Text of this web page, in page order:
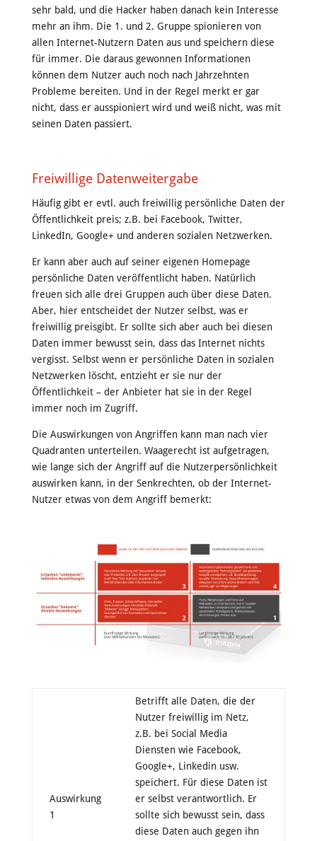
sehr bald, und die Hacker haben danach kein Interesse
mehr an ihm. Die 1. und 2. Gruppe spionieren von
allen Internet-Nutzern Daten aus und speichern diese
für immer. Die daraus gewonnen Informationen
können dem Nutzer auch noch nach Jahrzehnten
Probleme bereiten. Und in der Regel merkt er gar
nicht, dass er ausspioniert wird und weiß nicht, was mit
seinen Daten passiert.
Freiwillige Datenweitergabe
Häufig gibt er evtl. auch freiwillig persönliche Daten der
Öffentlichkeit preis; z.B. bei Facebook, Twitter,
LinkedIn, Google+ und anderen sozialen Netzwerken.
Er kann aber auch auf seiner eigenen Homepage
persönliche Daten veröffentlicht haben. Natürlich
freuen sich alle drei Gruppen auch über diese Daten.
Aber, hier entscheidet der Nutzer selbst, was er
freiwillig preisgibt. Er sollte sich aber auch bei diesen
Daten immer bewusst sein, dass das Internet nichts
vergisst. Selbst wenn er persönliche Daten in sozialen
Netzwerken löscht, entzieht er sie nur der
Öffentlichkeit – der Anbieter hat sie in der Regel
immer noch im Zugriff.
Die Auswirkungen von Angriffen kann man nach vier
Quadranten unterteilen. Waagerecht ist aufgetragen,
wie lange sich der Angriff auf die Nutzerpersönlichkeit
auswirken kann, in der Senkrechten, ob der Internet-
Nutzer etwas von dem Angriff bemerkt:
Auswirkung
1
Betrifft alle Daten, die der
Nutzer freiwillig im Netz,
z.B. bei Social Media
Diensten wie Facebook,
Google+, Linkedin usw.
speichert. Für diese Daten ist
er selbst verantwortlich. Er
sollte sich bewusst sein, dass
diese Daten auch gegen ihn